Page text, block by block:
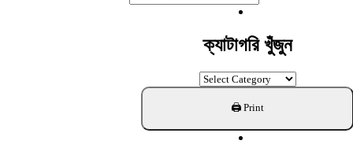
For:
ক্যাটাগরি খুঁজুন
ক্যাটাগরি
খুঁজুন